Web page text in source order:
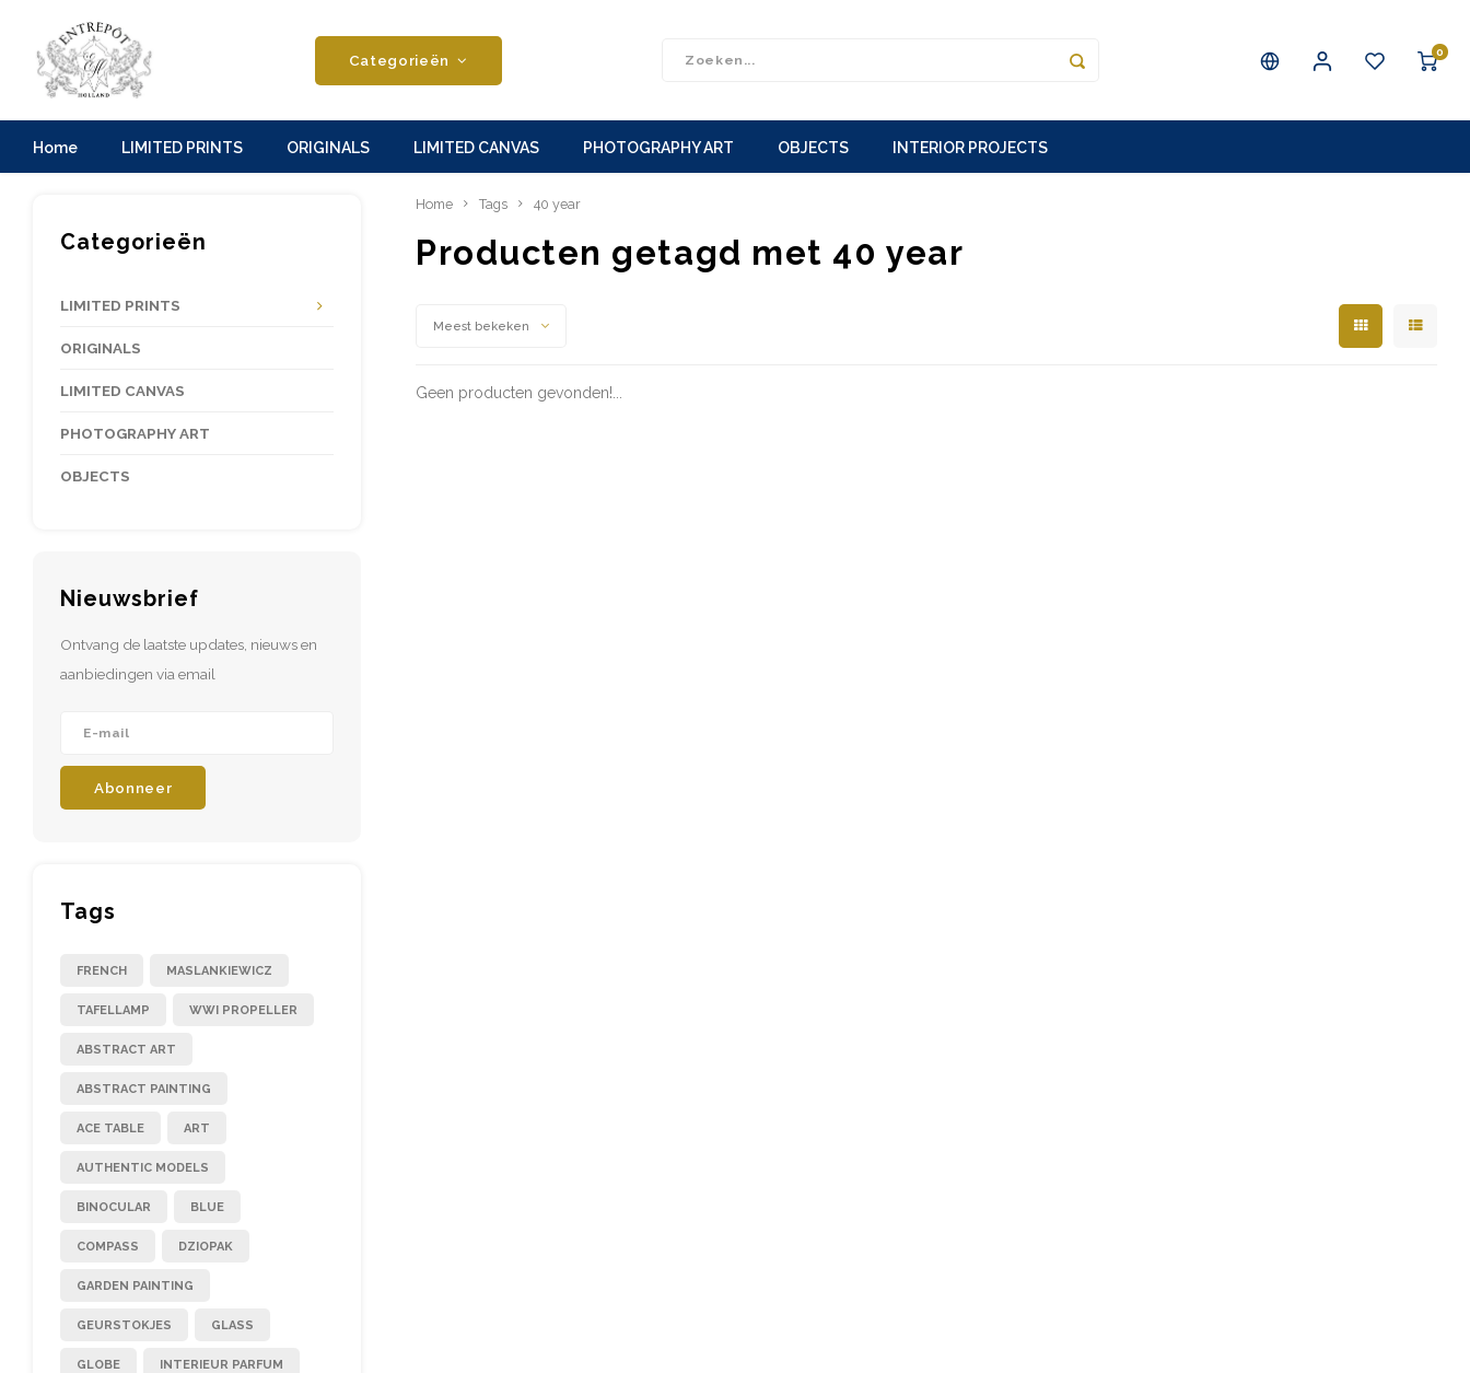
Categorieën 0
Home LIMITED PRINTS ORIGINALS LIMITED CANVAS PHOTOGRAPHY ART OBJECTS INTERIOR PROJECTS
Categorieën
LIMITED PRINTS
ORIGINALS
LIMITED CANVAS
PHOTOGRAPHY ART
OBJECTS
Nieuwsbrief
Ontvang de laatste updates, nieuws en
aanbiedingen via email
Abonneer
Tags
FRENCH MASLANKIEWICZ
TAFELLAMP WWI PROPELLER
ABSTRACT ART
ABSTRACT PAINTING
ACE TABLE ART
AUTHENTIC MODELS
BINOCULAR BLUE
COMPASS DZIOPAK
GARDEN PAINTING
GEURSTOKJES GLASS
GLOBE INTERIEUR PARFUM
Home Tags 40 year
Producten getagd met 40 year
Meest bekeken
Geen producten gevonden!...